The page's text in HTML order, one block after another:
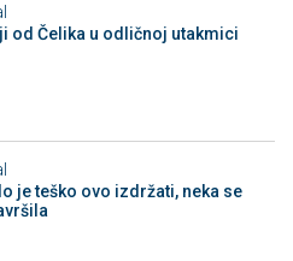
od Čelika u odličnoj utakmici
je teško ovo izdržati, neka se